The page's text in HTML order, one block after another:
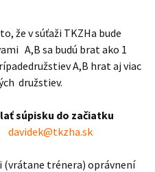
že v súťaži TKZHa bude
A,B sa budú brat ako 1
A,B hrat aj viac
družstiev.
súpisku do začiatku
davidek@tkzha.sk
(vrátane trénera) oprávnení